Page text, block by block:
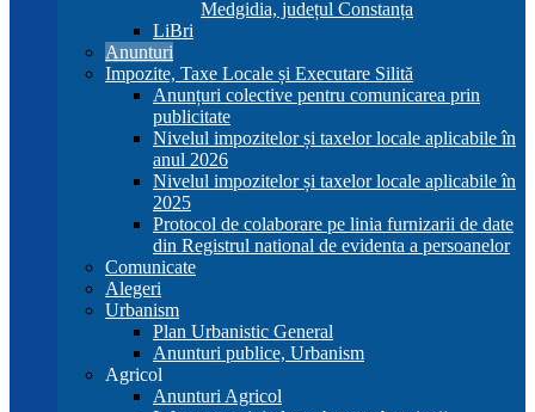
Medgidia, județul Constanța
LiBri
Anunturi
Impozite, Taxe Locale și Executare Silită
Anunțuri colective pentru comunicarea prin
publicitate
Nivelul impozitelor și taxelor locale aplicabile în
anul 2026
Nivelul impozitelor și taxelor locale aplicabile în
2025
Protocol de colaborare pe linia furnizarii de date
din Registrul national de evidenta a persoanelor
Comunicate
Alegeri
Urbanism
Plan Urbanistic General
Anunturi publice, Urbanism
Agricol
Anunturi Agricol